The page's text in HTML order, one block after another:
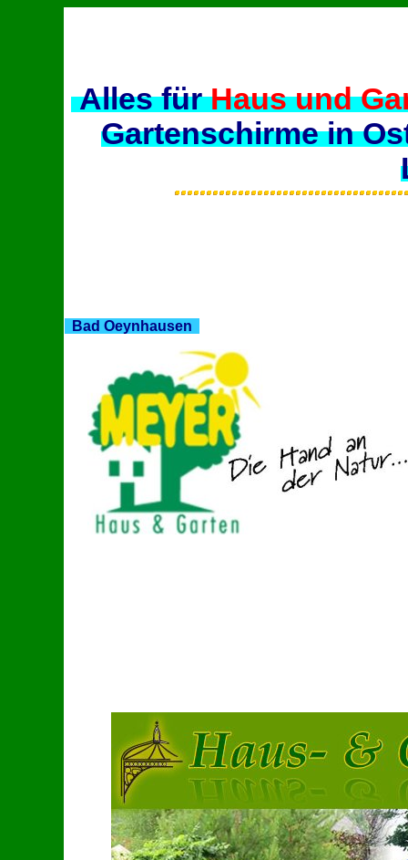
Alles fürHaus und
Gartenschirme in
Bad Oeynhausen